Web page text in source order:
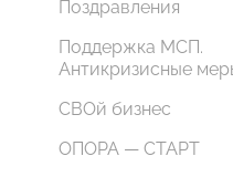
Поздравления
Поддержка МСП.
Антикризисные
СВОй бизнес
ОПОРА — СТАРТ